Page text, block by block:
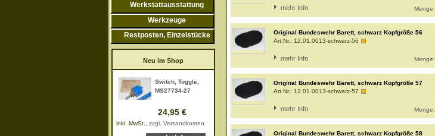
Werkstattausstattung
Werkzeuge
Restposten, Einzelstücke
Neu im Shop
Switch, Toggle,
MS27734-27
24,95 €
inkl. MwSt., zzgl. Versandkosten
mehr Info Menge:
Original Bundeswehr Barett, schwarz Kopfgröße 56
Art.Nr.: 12.01.0013-schwarz-56
mehr Info Menge:
Original Bundeswehr Barett, schwarz Kopfgröße 57
Art.Nr.: 12.01.0013-schwarz-57
mehr Info Menge:
Original Bundeswehr Barett, schwarz Kopfgröße 58